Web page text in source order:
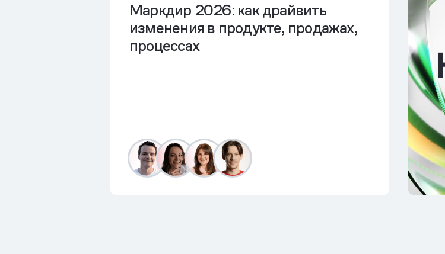
Маркдир 2026: как драйвить
изменения в продукте, продажах,
процессах